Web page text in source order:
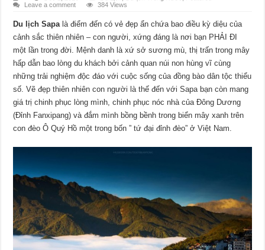
Leave a comment
384 Views
Du lịch Sapalà điểm đến có vẻ đẹp ẩn chứa bao điều kỳ diệu của
cảnh sắc thiên nhiên – con người, xứng đáng là nơi bạn PHẢI ĐI
một lần trong đời. Mệnh danh là xứ sở sương mù, thị trấn trong mây
hấp dẫn bao lòng du khách bởi cảnh quan núi non hùng vĩ cùng
những trải nghiệm độc đáo với cuộc sống của đồng bào dân tộc thiểu
số. Vẽ đẹp thiên nhiên con người là thế đến với Sapa bạn còn mang
giá trị chinh phục lòng mình, chinh phục nóc nhà của Đông Dương
(Đỉnh Fanxipang) và đắm mình bồng bềnh trong biển mây xanh trên
con đèo Ô Quý Hồ một trong bốn ” tứ đại đỉnh đèo” ở Việt Nam.